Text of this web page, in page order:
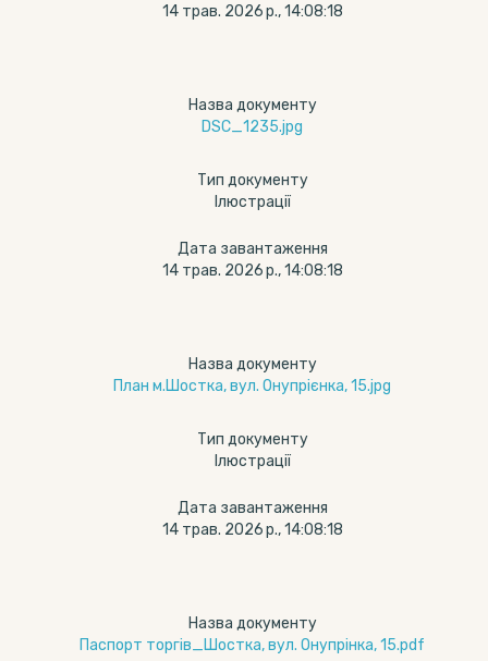
14 трав. 2026 р., 14:08:18
Назва документу
DSC_1235.jpg
Тип документу
Ілюстрації
Дата завантаження
14 трав. 2026 р., 14:08:18
Назва документу
План м.Шостка, вул. Онупрієнка, 15.jpg
Тип документу
Ілюстрації
Дата завантаження
14 трав. 2026 р., 14:08:18
Назва документу
Паспорт торгів_Шостка, вул. Онупрінка, 15.pdf